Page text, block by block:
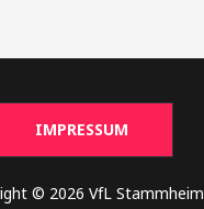
IMPRESSUM
© 2026 VfL Stammheim